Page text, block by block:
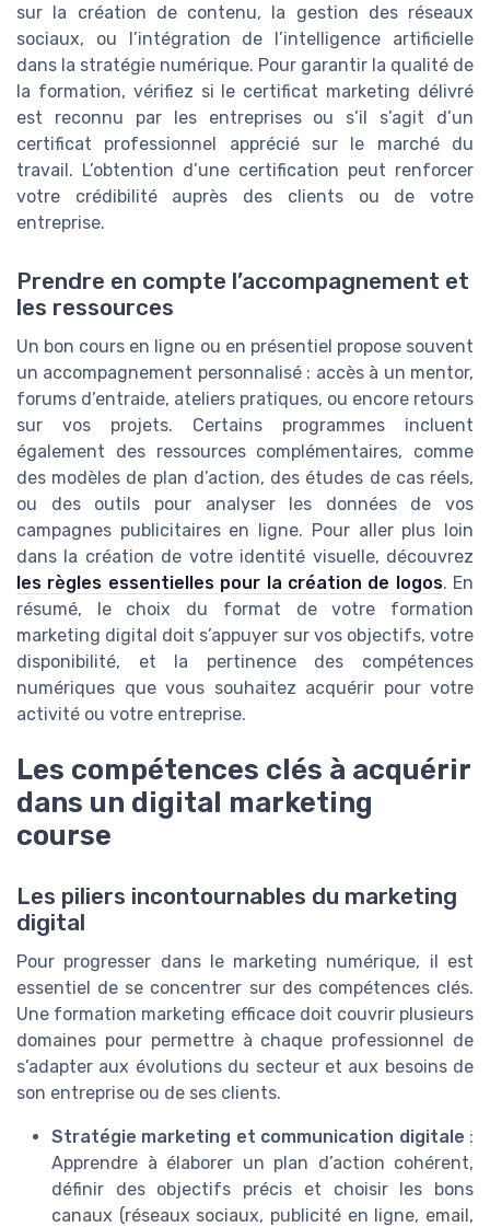
sur la création de contenu, la gestion des réseaux
sociaux, ou l’intégration de l’intelligence artificielle
dans la stratégie numérique. Pour garantir la qualité de
la formation, vérifiez si le certificat marketing délivré
est reconnu par les entreprises ou s’il s’agit d’un
certificat professionnel apprécié sur le marché du
travail. L’obtention d’une certification peut renforcer
votre crédibilité auprès des clients ou de votre
entreprise.
Prendre en compte l’accompagnement et
les ressources
Un bon cours en ligne ou en présentiel propose souvent
un accompagnement personnalisé : accès à un mentor,
forums d’entraide, ateliers pratiques, ou encore retours
sur vos projets. Certains programmes incluent
également des ressources complémentaires, comme
des modèles de plan d’action, des études de cas réels,
ou des outils pour analyser les données de vos
campagnes publicitaires en ligne. Pour aller plus loin
dans la création de votre identité visuelle, découvrez
les règles essentielles pour la création de logos. En
résumé, le choix du format de votre formation
marketing digital doit s’appuyer sur vos objectifs, votre
disponibilité, et la pertinence des compétences
numériques que vous souhaitez acquérir pour votre
activité ou votre entreprise.
Les compétences clés à acquérir
dans un digital marketing
course
Les piliers incontournables du marketing
digital
Pour progresser dans le marketing numérique, il est
essentiel de se concentrer sur des compétences clés.
Une formation marketing efficace doit couvrir plusieurs
domaines pour permettre à chaque professionnel de
s’adapter aux évolutions du secteur et aux besoins de
son entreprise ou de ses clients.
Stratégie marketing et communication digitale :
Apprendre à élaborer un plan d’action cohérent,
définir des objectifs précis et choisir les bons
canaux (réseaux sociaux, publicité en ligne, email,